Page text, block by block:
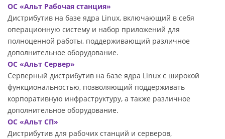
ОС «Альт Рабочая станция»
Дистрибутив на базе ядра Linux, включающий в себя
операционную систему и набор приложений для
полноценной работы, поддерживающий различное
дополнительное оборудование.
ОС «Альт Сервер»
Серверный дистрибутив на базе ядра Linux с широкой
функциональностью, позволяющий поддерживать
корпоративную инфраструктуру, а также различное
дополнительное оборудование.
ОС «Альт СП»
Дистрибутив для рабочих станций и серверов,